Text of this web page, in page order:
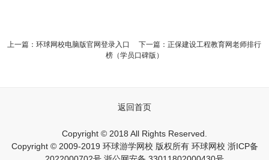
上一篇：环球网校电脑版官网登录入口 下一篇：正保建设工程教育网老师排行
榜（学员口碑版）
返回首页
Copyright © 2018 All Rights Reserved.
Copyright © 2009-2019 环球游学网校 版权所有 环球网校 浙ICP备